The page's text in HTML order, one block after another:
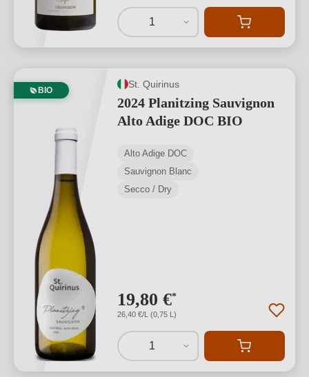
1
BIO
St. Quirinus
2024 Planitzing Sauvignon
Alto Adige DOC BIO
Alto Adige DOC
Sauvignon Blanc
Secco / Dry
19,80 €*
26,40 €/L (0,75 L)
1